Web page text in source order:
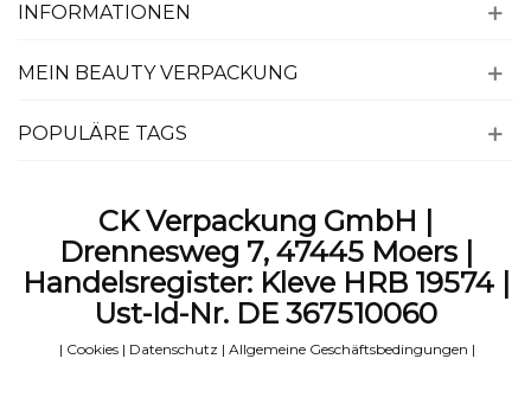
INFORMATIONEN
MEIN BEAUTY VERPACKUNG
POPULÄRE TAGS
CK Verpackung GmbH |
Drennesweg 7, 47445 Moers |
Handelsregister: Kleve HRB 19574 |
Ust-Id-Nr. DE 367510060
| Cookies | Datenschutz | Allgemeine Geschäftsbedingungen |